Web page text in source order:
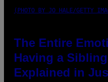
(PHOTO BY JO HALE/GETTY
The Entire
Having a
Explained in